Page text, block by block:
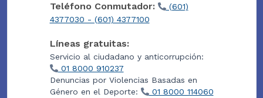
Teléfono Conmutador:
(601)
4377030 - (601) 4377100
Líneas gratuitas:
Servicio al ciudadano y anticorrupción:
01 8000 910237
Denuncias por Violencias Basadas en
Género en el Deporte:
01 8000 114060